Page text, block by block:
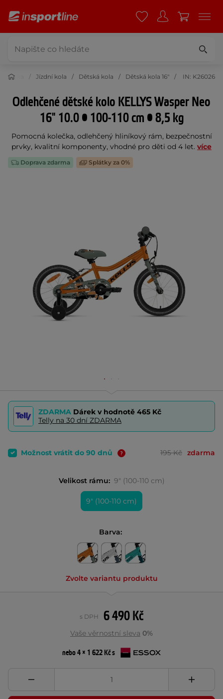
Jízdní kola Dětská kola Dětská kola 16" IN: K26026
Odlehčené dětské kolo KELLYS Wasper Neo
16" 10.0 • 100-110 cm • 8,5 kg
Pomocná kolečka, odlehčený hliníkový rám, bezpečnostní
prvky, kvalitní komponenty, vhodné pro děti od 4 let. více
Doprava zdarma Splátky za 0%
ZDARMA Dárek v hodnotě 465 Kč
Telly na 30 dní ZDARMA
Možnost vrátit do 90 dnů 195 Kč zdarma
Velikost rámu: 9" (100-110 cm)
9" (100-110 cm)
Barva:
Zvolte variantu produktu
6 490 Kč
s DPH
Vaše věrnostní sleva 0%
nebo 4 × 1 622 Kč s